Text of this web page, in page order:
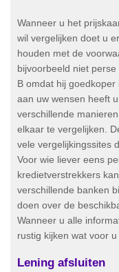
Wanneer u het
wil vergelijken doet u
houden met de
bijvoorbeeld niet
B omdat hij
aan uw wensen heeft
verschillende
elkaar te vergelijken.
vele vergelijkingssites
Voor wie liever eens
kredietverstrekkers
verschillende banken
doen over de
Wanneer u alle
rustig kijken wat voor
Lening afsluiten